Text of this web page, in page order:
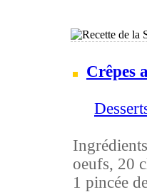
Crêpes
oeufs, 20
1 pincée